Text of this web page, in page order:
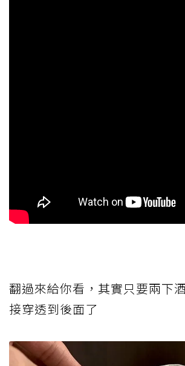
翻過來給你看，其實只要兩下
接穿透到後面了